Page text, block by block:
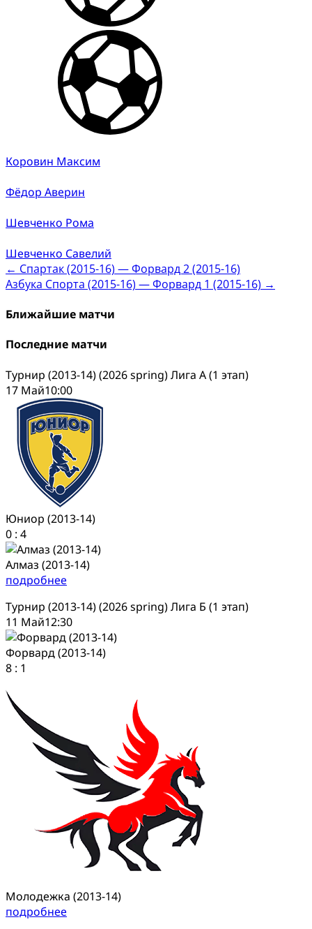
Коровин Максим
Фёдор Аверин
Шевченко Рома
Шевченко Савелий
Post
navigation
← Спартак (2015-16) — Форвард 2 (2015-16)
Азбука Спорта (2015-16) — Форвард 1 (2015-16) →
Ближайшие матчи
Последние матчи
Турнир (2013-14) (2026 spring) Лига А (1 этап)
17 Май10:00
Юниор (2013-14)
0 : 4
Алмаз (2013-14)
подробнее
Турнир (2013-14) (2026 spring) Лига Б (1 этап)
11 Май12:30
Форвард (2013-14)
8 : 1
Молодежка (2013-14)
подробнее